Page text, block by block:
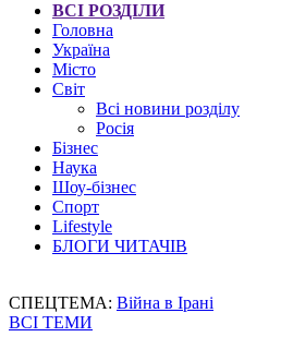
ВСІ РОЗДІЛИ
Головна
Україна
Місто
Світ
Всі новини розділу
Росія
Бізнес
Наука
Шоу-бізнес
Спорт
Lifestyle
БЛОГИ ЧИТАЧІВ
СПЕЦТЕМА: Війна в Ірані
ВСІ ТЕМИ